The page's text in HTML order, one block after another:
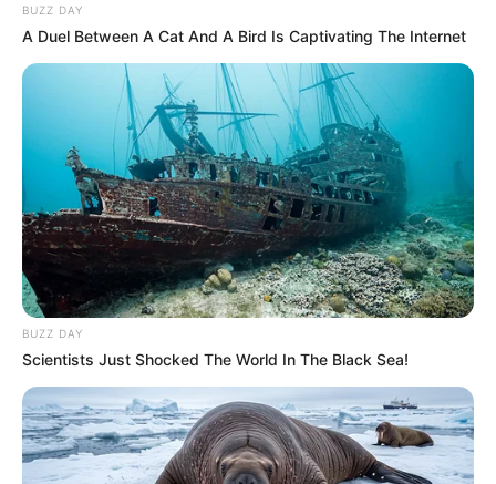
BUZZ DAY
A Duel Between A Cat And A Bird Is Captivating The Internet
BUZZ DAY
Scientists Just Shocked The World In The Black Sea!